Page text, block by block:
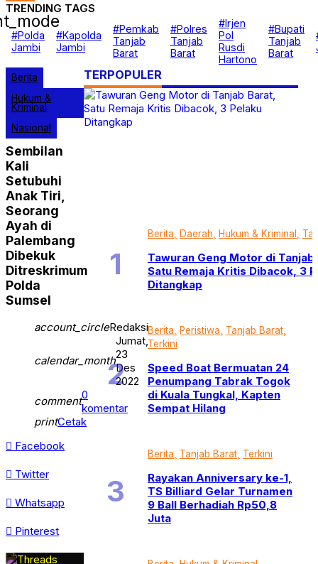
Nasional
Berita
Daerah
Kanal
Hukum & Kriminal
Peristiwa
Politik
Opini
Pemerintahan
Video
Advertorial
TRENDING TAGS
#Polda
Jambi
#Kapolda
Jambi
#Pemkab
Tanjab
Barat
#Polres
Tanjab
Barat
#Irjen
Pol
Rusdi
Hartono
#Bupati
Tanjab
Barat
Berita
Hukum &
Kriminal
Nasional
Sembilan
Kali
Setubuhi
Anak Tiri,
Seorang
Ayah di
Palembang
Dibekuk
Ditreskrimum
Polda
Sumsel
account_circleRedaksi
calendar_month
Jumat,
23
Des
2022
comment0
komentar
printCetak
Facebook
Twitter
Whatsapp
Pinterest
TERPOPULER
Berita Daerah Hukum & Kriminal
Tawuran Geng Motor di Tanjab
Satu Remaja Kritis Dibacok, 3
Ditangkap
Berita Peristiwa
Tanjab Barat
Terkini
Speed Boat Bermuatan 24
Penumpang Tabrak Togok
di Kuala Tungkal, Kapten
Sempat Hilang
Berita Tanjab Barat Terkini
Rayakan Anniversary ke-1,
TS Billiard Gelar Turnamen
9 Ball Berhadiah Rp50,8
Juta